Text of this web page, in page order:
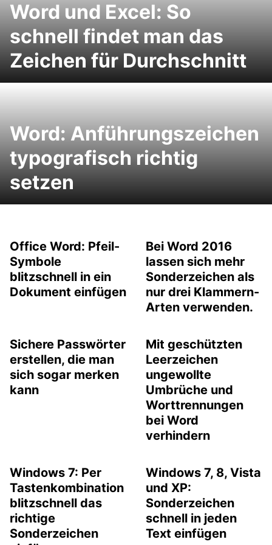
Word und Excel: So
schnell findet man das
Zeichen für Durchschnitt
Word: Anführungszeichen
typografisch richtig
setzen
Office Word: Pfeil-
Symbole
blitzschnell in ein
Dokument einfügen
Bei Word 2016
lassen sich mehr
Sonderzeichen als
nur drei Klammern-
Arten verwenden.
Sichere Passwörter
erstellen, die man
sich sogar merken
kann
Mit geschützten
Leerzeichen
ungewollte
Umbrüche und
Worttrennungen
bei Word
verhindern
Windows 7: Per
Tastenkombination
blitzschnell das
richtige
Sonderzeichen
Windows 7, 8, Vista
und XP:
Sonderzeichen
schnell in jeden
Text einfügen